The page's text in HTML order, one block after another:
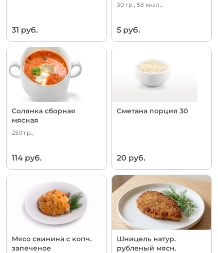
31 руб.
30 гр., 58 ккал.,
5 руб.
Солянка сборная
мясная
250 гр.,
114 руб.
Сметана порция 30
20 руб.
Мясо свинина с копч.
запеченое
Шницель натур.
рубленый мясн.